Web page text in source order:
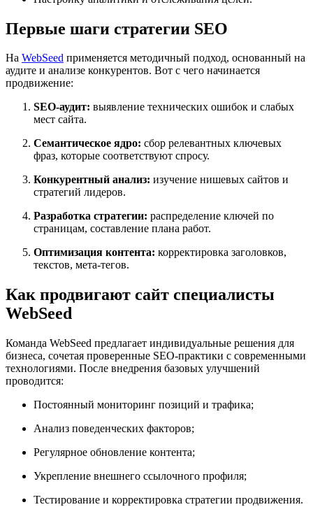
Первые шаги стратегии SEO
На WebSeed применяется методичный подход, основанный на
аудите и анализе конкурентов. Вот с чего начинается
продвижение:
SEO-аудит: выявление технических ошибок и слабых
мест сайта.
Семантическое ядро: сбор релевантных ключевых
фраз, которые соответствуют спросу.
Конкурентный анализ: изучение нишевых сайтов и
стратегий лидеров.
Разработка стратегии: распределение ключей по
страницам, составление плана работ.
Оптимизация контента: корректировка заголовков,
текстов, мета-тегов.
Как продвигают сайт специалисты
WebSeed
Команда WebSeed предлагает индивидуальные решения для
бизнеса, сочетая проверенные SEO-практики с современными
технологиями. После внедрения базовых улучшений
проводится:
Постоянный мониторинг позиций и трафика;
Анализ поведенческих факторов;
Регулярное обновление контента;
Укрепление внешнего ссылочного профиля;
Тестирование и корректировка стратегии продвижения.